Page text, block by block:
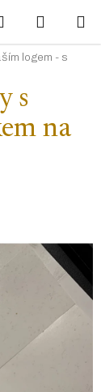
Hledat
KOŠÍK
logem - s
s
na